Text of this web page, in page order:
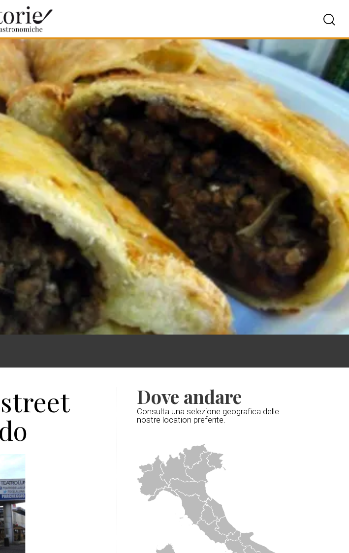
Dove andare
Consulta una selezione geografica delle
nostre location preferite.